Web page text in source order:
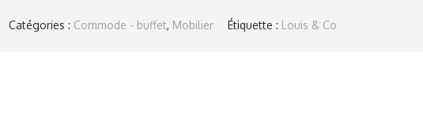
Catégories : Commode - buffet, Mobilier Étiquette : Louis & Co